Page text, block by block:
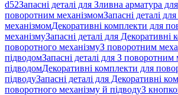
d52Запасні деталі для Зливна арматура
поворотним механізмомЗапасні деталі
механізмомДекоративні комплекти для
механізмуЗапасні деталі для Декоративні
поворотного механізмуЗ поворотним
підводомЗапасні деталі для З поворотним
підводомДекоративні комплекти для
підводуЗапасні деталі для Декоративні
поворотного механізму й підводуЗ